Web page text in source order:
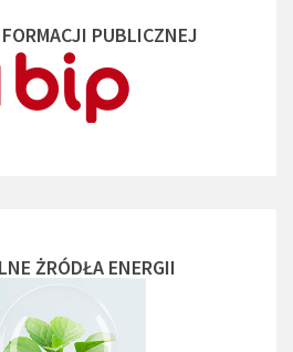
PUBLICZNEJ
ŻRÓDŁA ENERGII